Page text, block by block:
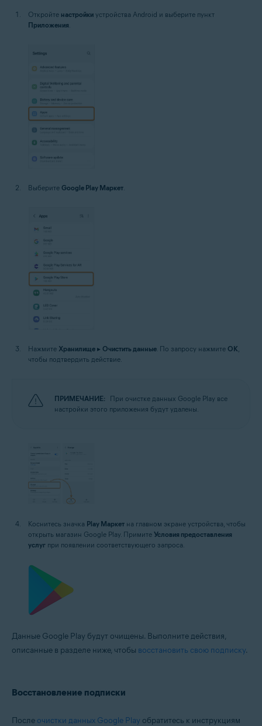
Откройте настройки устройства Android и выберите пункт
Приложения.
Выберите Google Play Маркет.
Нажмите Хранилище ▸ Очистить данные. По запросу нажмите OK,
чтобы подтвердить действие.
ПРИМЕЧАНИЕ:
При очистке данных Google Play все
настройки этого приложения будут удалены.
Коснитесь значка Play Маркет на главном экране устройства, чтобы
открыть магазин Google Play. Примите Условия предоставления
услуг при появлении соответствующего запроса.
Данные Google Play будут очищены. Выполните действия,
описанные в разделе ниже, чтобы восстановить свою подписку.
Восстановление подписки
После очистки данных Google Play обратитесь к инструкциям